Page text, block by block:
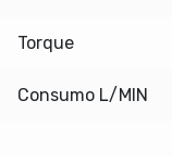
Torque
Consumo L/MIN